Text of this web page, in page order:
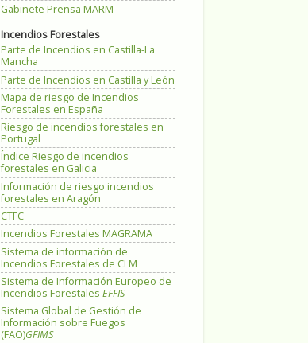
Gabinete Prensa MARM
Incendios Forestales
Parte de Incendios en Castilla-La
Mancha
Parte de Incendios en Castilla y León
Mapa de riesgo de Incendios
Forestales en España
Riesgo de incendios forestales en
Portugal
Índice Riesgo de incendios
forestales en Galicia
Información de riesgo incendios
forestales en Aragón
CTFC
Incendios Forestales MAGRAMA
Sistema de información de
Incendios Forestales de CLM
Sistema de Información Europeo de
Incendios Forestales EFFIS
Sistema Global de Gestión de
Información sobre Fuegos
(FAO)GFIMS